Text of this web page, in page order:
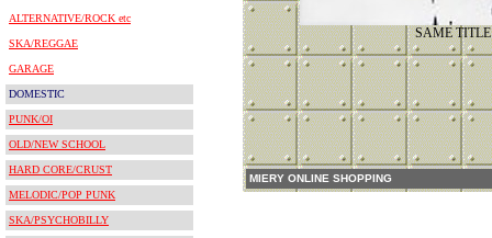
ALTERNATIVE/ROCK etc
SKA/REGGAE
GARAGE
DOMESTIC
PUNK/OI
OLD/NEW SCHOOL
HARD CORE/CRUST
MELODIC/POP PUNK
SKA/PSYCHOBILLY
SAME TITLE
MIERY ONLINE SHOPPING